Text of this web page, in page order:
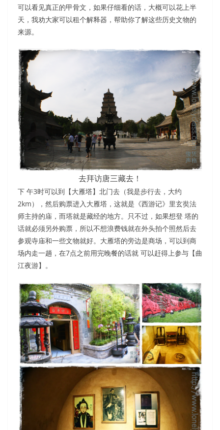
可以看见真正的甲骨文，如果仔细看的话，大概可以花上半
天，我劝大家可以租个解释器，帮助你了解这些历史文物的
来源。
去拜访唐三藏去！
下 午3时可以到【大雁塔】北门去（我是步行去，大约
2km），然后购票进入大雁塔，这就是《西游记》里玄奘法
师主持的庙，而塔就是藏经的地方。只不过，如果想登 塔的
话就必须另外购票，所以不想浪费钱就在外头拍个照然后去
参观寺庙和一些文物就好。大雁塔的旁边是商场，可以到商
场内走一趟，在7点之前用完晚餐的话就 可以赶得上参与【曲
江夜游】。